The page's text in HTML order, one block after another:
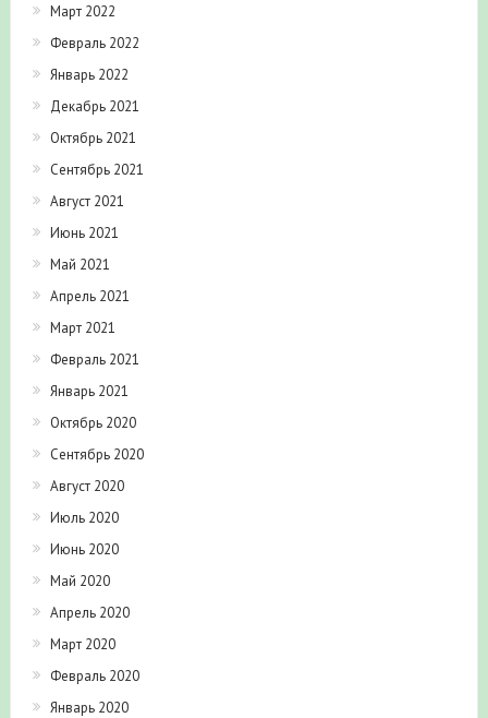
Март 2022
Февраль 2022
Январь 2022
Декабрь 2021
Октябрь 2021
Сентябрь 2021
Август 2021
Июнь 2021
Май 2021
Апрель 2021
Март 2021
Февраль 2021
Январь 2021
Октябрь 2020
Сентябрь 2020
Август 2020
Июль 2020
Июнь 2020
Май 2020
Апрель 2020
Март 2020
Февраль 2020
Январь 2020